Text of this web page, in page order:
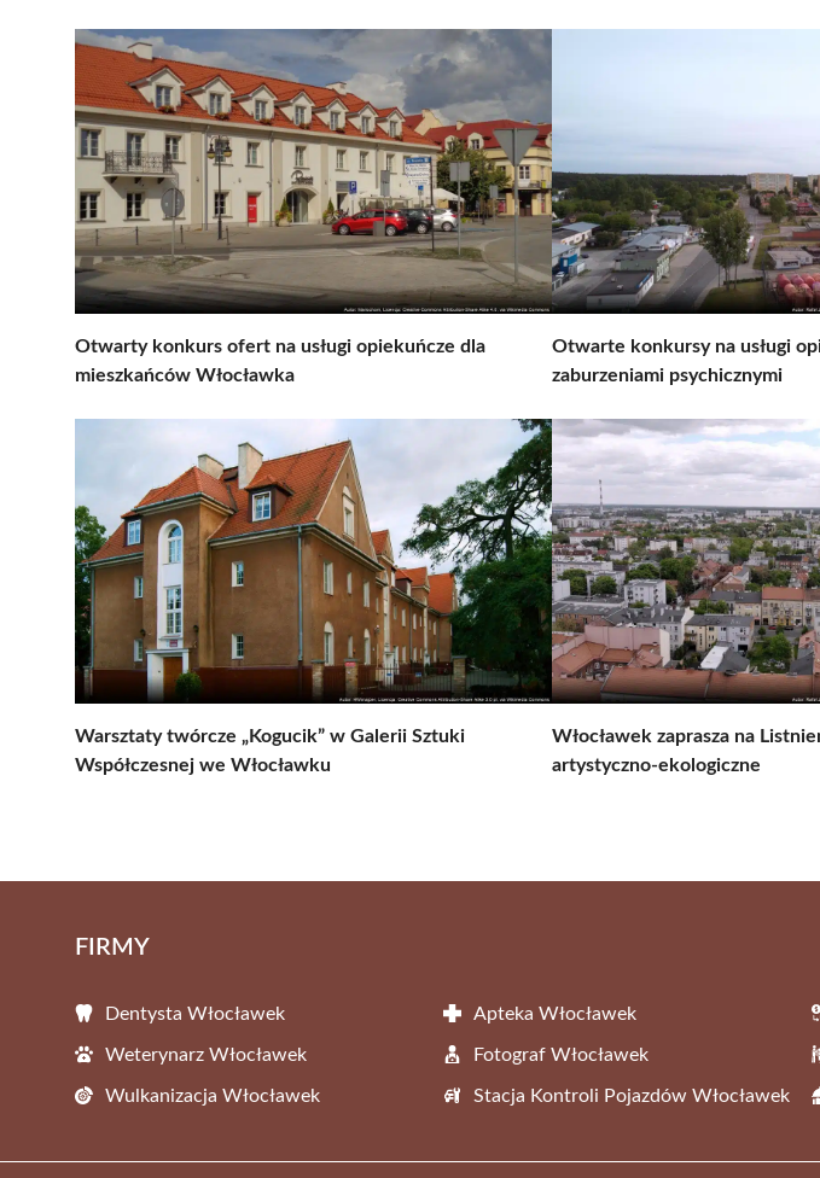
Otwarty konkurs ofert na usługi opiekuńcze dla
mieszkańców Włocławka
Otwarte konkursy na usługi
zaburzeniami psychicznymi
Warsztaty twórcze „Kogucik” w Galerii Sztuki
Współczesnej we Włocławku
Włocławek zaprasza na
artystyczno-ekologiczne
FIRMY
Dentysta Włocławek Apteka Włocławek
Weterynarz Włocławek Fotograf Włocławek
Wulkanizacja Włocławek Stacja Kontroli Pojazdów Włocławek